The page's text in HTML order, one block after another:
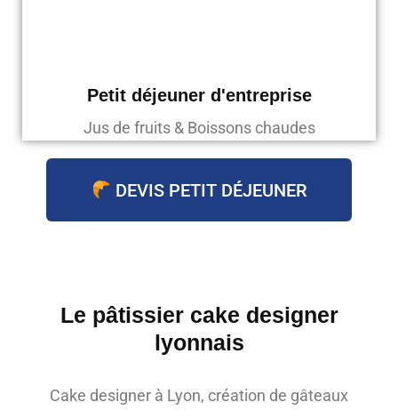
Petit déjeuner d'entreprise
Jus de fruits & Boissons chaudes
DEVIS PETIT DÉJEUNER
Le pâtissier cake designer
lyonnais
Cake designer à Lyon, création de gâteaux